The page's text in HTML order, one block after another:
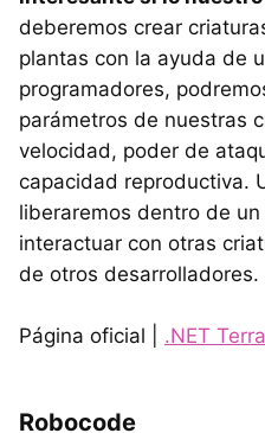
deberemos crear
plantas con la ayuda de
programadores,
parámetros de nuestras
velocidad, poder de
capacidad reproductiva.
liberaremos dentro de
interactuar con otras
de otros desarrolladores.
Página oficial | .NET
Robocode